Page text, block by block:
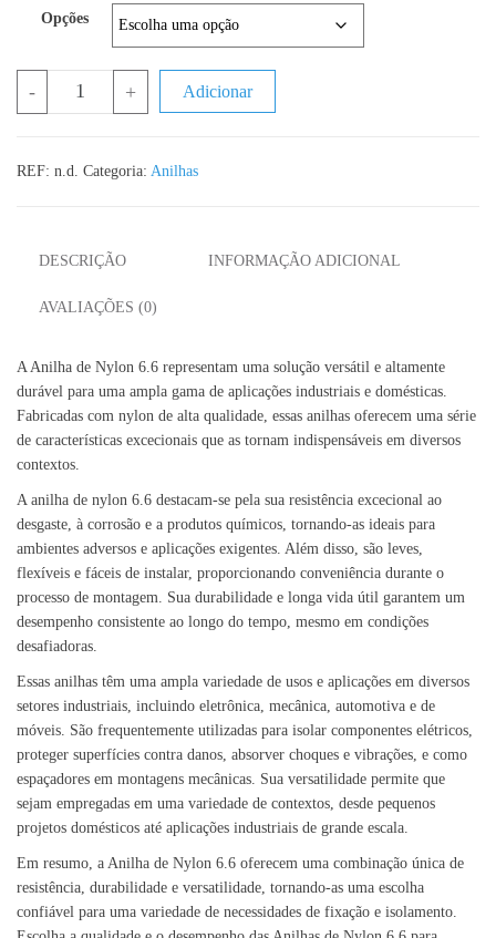
Opções
- + Adicionar
REF: n.d. Categoria: Anilhas
DESCRIÇÃO INFORMAÇÃO ADICIONAL
AVALIAÇÕES (0)
A Anilha de Nylon 6.6 representam uma solução versátil e altamente
durável para uma ampla gama de aplicações industriais e domésticas.
Fabricadas com nylon de alta qualidade, essas anilhas oferecem uma série
de características excecionais que as tornam indispensáveis em diversos
contextos.
A anilha de nylon 6.6 destacam-se pela sua resistência excecional ao
desgaste, à corrosão e a produtos químicos, tornando-as ideais para
ambientes adversos e aplicações exigentes. Além disso, são leves,
flexíveis e fáceis de instalar, proporcionando conveniência durante o
processo de montagem. Sua durabilidade e longa vida útil garantem um
desempenho consistente ao longo do tempo, mesmo em condições
desafiadoras.
Essas anilhas têm uma ampla variedade de usos e aplicações em diversos
setores industriais, incluindo eletrônica, mecânica, automotiva e de
móveis. São frequentemente utilizadas para isolar componentes elétricos,
proteger superfícies contra danos, absorver choques e vibrações, e como
espaçadores em montagens mecânicas. Sua versatilidade permite que
sejam empregadas em uma variedade de contextos, desde pequenos
projetos domésticos até aplicações industriais de grande escala.
Em resumo, a Anilha de Nylon 6.6 oferecem uma combinação única de
resistência, durabilidade e versatilidade, tornando-as uma escolha
confiável para uma variedade de necessidades de fixação e isolamento.